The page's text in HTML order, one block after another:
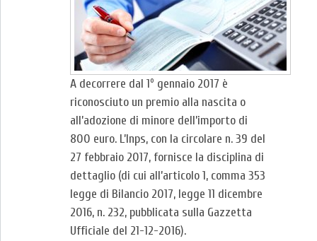
A decorrere dal 1º gennaio 2017 è
riconosciuto un premio alla nascita o
all’adozione di minore dell’importo di
800 euro. L’Inps, con la circolare n. 39 del
27 febbraio 2017, fornisce la disciplina di
dettaglio (di cui all’articolo 1, comma 353
legge di Bilancio 2017, legge 11 dicembre
2016, n. 232, pubblicata sulla Gazzetta
Ufficiale del 21-12-2016).